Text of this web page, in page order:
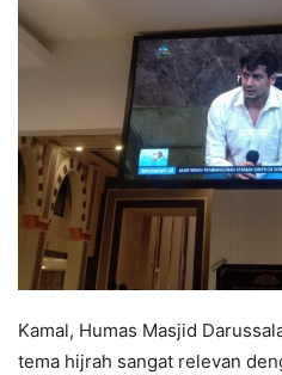
Kamal, Humas Masjid
tema hijrah sangat relevan